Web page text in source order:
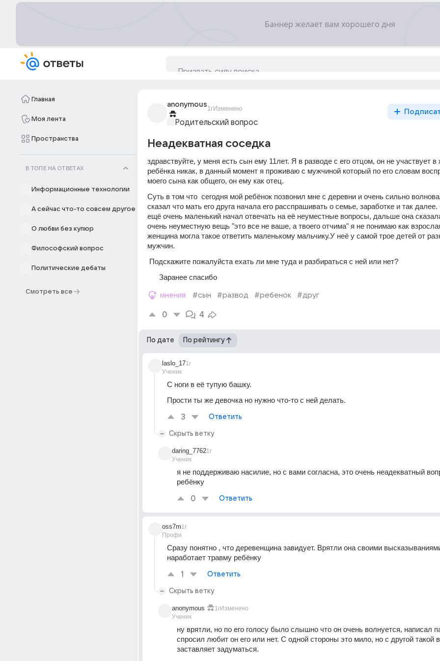
Главная
Моя лента
Пространства
В ТОПЕ НА ОТВЕТАХ
Информационные технологии
А сейчас что-то совсем другое
О любви без купюр
Философский вопрос
Политические дебаты
Смотреть все
anonymous
1гИзменено
Родительский вопрос
Неадекватная соседка
здравствуйте, у меня есть сын ему 11лет. Я в разводе с его отцом, он не участвует в
ребёнка никак, в данный момент я проживаю с мужчиной который по его словам
моего сына как общего, он ему как отец.
Суть в том что  сегодня мой ребёнок позвонил мне с деревни и очень сильно
сказал что мать его друга начала его расспрашивать о семье, заработке и так
ещё очень маленький начал отвечать на её неуместные вопросы, дальше она
очень неуместную вещь "это все не ваше, а твоего отчима" я не понимаю как
женщина могла такое ответить маленькому мальчику.У неё у самой трое детей от
мужчин.
Подскажите пожалуйста ехать ли мне туда и разбираться с ней или нет?
      Заранее спасибо
мнения #сын #развод #ребенок #друг
0 4
По дате По рейтингу
laslo_17
Ученик
1г
С ноги в её тупую башку.
Прости ты же девочка но нужно что-то с ней делать.
3 Ответить
Скрыть ветку
daring_7762
Ученик
1г
я не поддерживаю насилие, но с вами согласна, это очень неадекватный
ребёнку
0 Ответить
oss7m
Профи
1г
Сразу понятно , что деревенщина завидует. Врятли она своими
наработает травму ребёнку
1 Ответить
Скрыть ветку
anonymous
Ученик
1гИзменено
ну врятли, но по его голосу было слышно что он очень волнуется, написал
спросил любит он его или нет. С одной стороны это мило, но с другой такой
заставляет задуматься.